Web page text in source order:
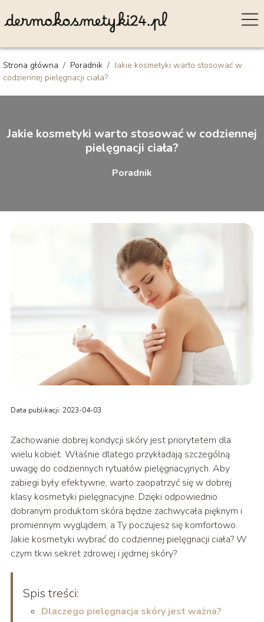
Strona główna / Poradnik /Jakie kosmetyki warto stosować w
codziennej pielęgnacji ciała?
Jakie kosmetyki warto stosować w codziennej
pielęgnacji ciała?
Poradnik
Data publikacji: 2023-04-03
Zachowanie dobrej kondycji skóry jest priorytetem dla
wielu kobiet. Właśnie dlatego przykładają szczególną
uwagę do codziennych rytuałów pielęgnacyjnych. Aby
zabiegi były efektywne, warto zaopatrzyć się w dobrej
klasy kosmetyki pielęgnacyjne. Dzięki odpowiednio
dobranym produktom skóra będzie zachwycała pięknym i
promiennym wyglądem, a Ty poczujesz się komfortowo.
Jakie kosmetyki wybrać do codziennej pielęgnacji ciała? W
czym tkwi sekret zdrowej i jędrnej skóry?
Spis treści:
Dlaczego pielęgnacja skóry jest ważna?